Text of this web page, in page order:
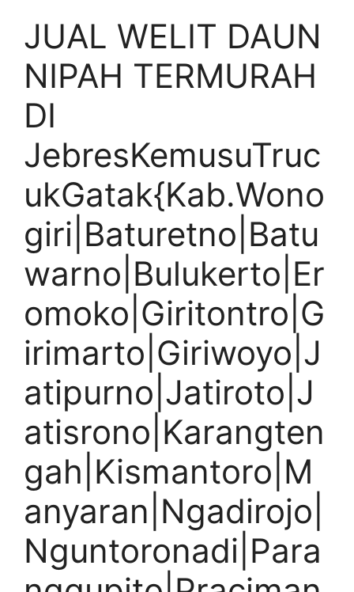
JUAL WELIT DAUN
NIPAH TERMURAH
DI
JebresKemusuTruc
ukGatak{Kab.Wono
giri|Baturetno|Batu
warno|Bulukerto|Er
omoko|Giritontro|G
irimarto|Giriwoyo|J
atipurno|Jatiroto|J
atisrono|Karangten
gah|Kismantoro|M
anyaran|Ngadirojo|
Nguntoronadi|Para